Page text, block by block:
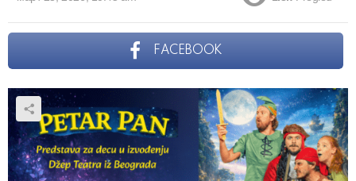
FACEBOOK